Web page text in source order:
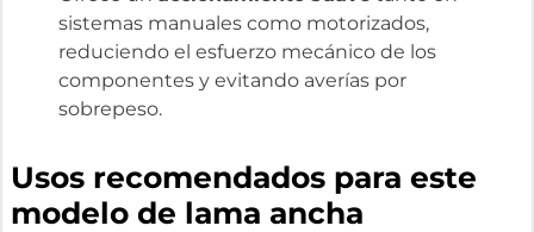
sistemas manuales como motorizados,
reduciendo el esfuerzo mecánico de los
componentes y evitando averías por
sobrepeso.
Usos recomendados para este
modelo de lama ancha